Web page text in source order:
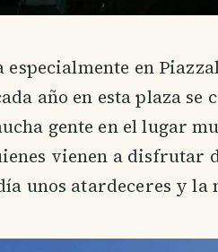
especialmente en
año en esta plaza
gente en el lugar
vienen a disfrutar
unos atardeceres y la